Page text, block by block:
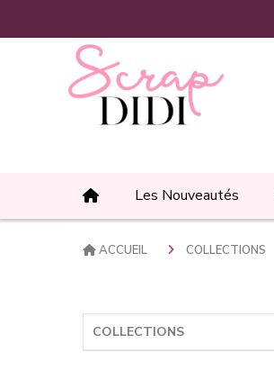
Les Nouveautés
COLLECTIONS
ACCUEIL COLLECTIONS